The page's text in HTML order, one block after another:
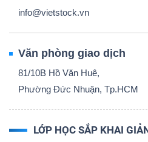
info@vietstock.vn
Văn phòng giao dịch
81/10B Hồ Văn Huê,
Phường Đức Nhuận, Tp.HCM
LỚP HỌC SẮP KHAI